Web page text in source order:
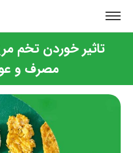
تاثیر خوردن تخم
مصرف و